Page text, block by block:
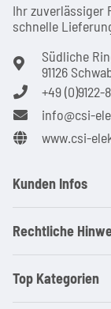
Ihr zuver­läs­siger
schnel­le
Südliche
91126
+49
info@csi-
www.csi-
Kunden Infos
Rechtliche
Top Kategorien